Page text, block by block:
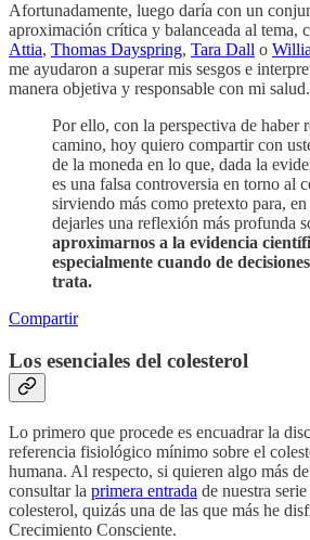
Afortunadamente, luego daría con un
aproximación crítica y balanceada al tema,
Attia, Thomas Dayspring, Tara Dall o
me ayudaron a superar mis sesgos e
manera objetiva y responsable con mi salud.
Por ello, con la perspectiva de haber
camino, hoy quiero compartir con
de la moneda en lo que, dada la
es una falsa controversia en torno al
sirviendo más como pretexto para,
dejarles una reflexión más profunda
aproximarnos a la evidencia
especialmente cuando de
trata.
Compartir
Los esenciales del colesterol
Lo primero que procede es encuadrar la
referencia fisiológico mínimo sobre el
humana. Al respecto, si quieren algo más
consultar la primera entrada de nuestra
colesterol, quizás una de las que más he
Crecimiento Consciente.